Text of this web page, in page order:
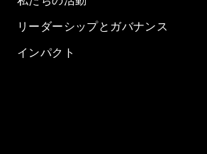
リーダーシップとガバナンス
インパクト